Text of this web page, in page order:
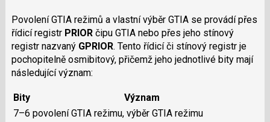
Povolení GTIA režimů a vlastní výběr GTIA se provádí přes
řídicí registr PRIORčipu GTIA nebo přes jeho stínový
registr nazvaný GPRIOR. Tento řídicí či stínový registr je
pochopitelně osmibitový, přičemž jeho jednotlivé bity mají
následující význam:
Bity
Význam
7–6 povolení GTIA režimu, výběr GTIA režimu